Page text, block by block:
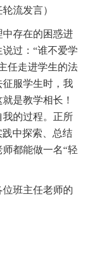
流发言）
存在的困惑进
过：“谁不爱学
任走进学生的法
服学生时，我
是教学相长！
的过程。正所
中探索、总结
都能做一名“轻
班主任老师的